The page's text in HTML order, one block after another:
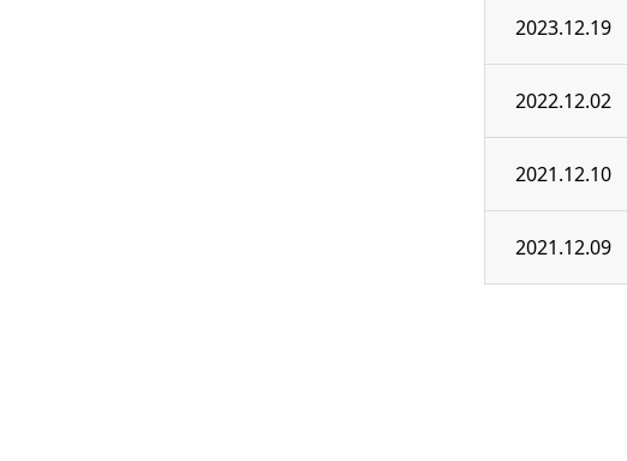
2023.12.19
2022.12.02
2021.12.10
2021.12.09